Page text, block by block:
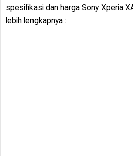
spesifikasi dan harga Sony Xperia
lebih lengkapnya :